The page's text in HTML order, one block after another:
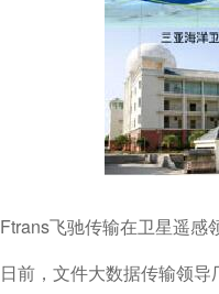
Ftrans飞驰传输在卫星遥感
日前，文件大数据传输领